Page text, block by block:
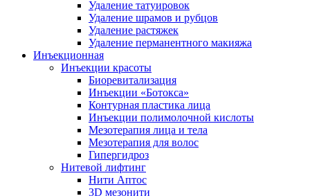
Удаление татуировок
Удаление шрамов и рубцов
Удаление растяжек
Удаление перманентного макияжа
Инъекционная
Инъекции красоты
Биоревитализация
Инъекции «Ботокса»
Контурная пластика лица
Инъекции полимолочной кислоты
Мезотерапия лица и тела
Мезотерапия для волос
Гипергидроз
Нитевой лифтинг
Нити Аптос
3D мезонити